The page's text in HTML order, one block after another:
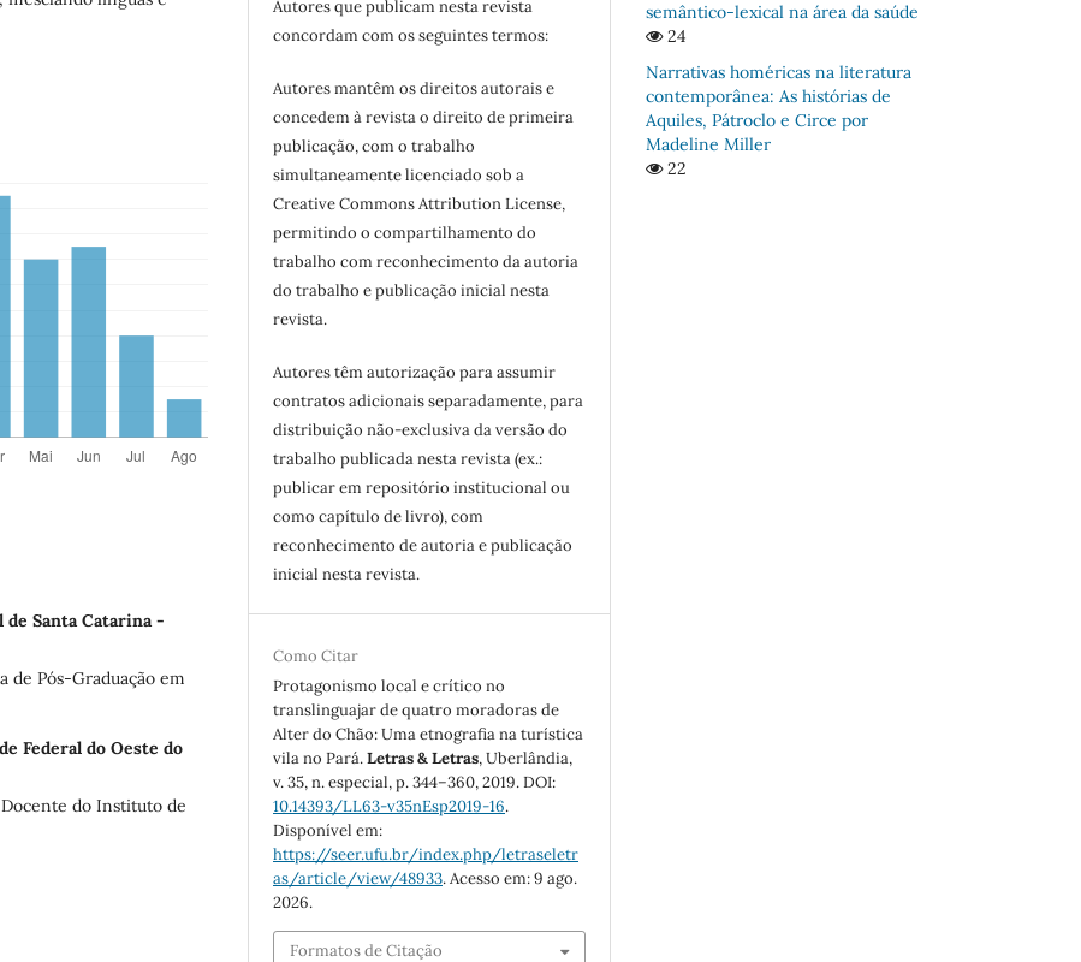
Santa Catarina -
de Pós-Graduação em
Federal do Oeste do
do Instituto de
Autores que publicam nesta revista
concordam com os seguintes termos:
Autores mantêm os direitos autorais e
concedem à revista o direito de primeira
publicação, com o trabalho
simultaneamente licenciado sob a
Creative Commons Attribution License,
permitindo o compartilhamento do
trabalho com reconhecimento da autoria
do trabalho e publicação inicial nesta
revista.
Autores têm autorização para assumir
contratos adicionais separadamente, para
distribuição não-exclusiva da versão do
trabalho publicada nesta revista (ex.:
publicar em repositório institucional ou
como capítulo de livro), com
reconhecimento de autoria e publicação
inicial nesta revista.
Como Citar
Protagonismo local e crítico no
translinguajar de quatro moradoras de
Alter do Chão: Uma etnografia na turística
vila no Pará.Letras & Letras, Uberlândia,
v. 35, n. especial, p. 344–360, 2019. DOI:
10.14393/LL63-v35nEsp2019-16.
Disponível em:
https://seer.ufu.br/index.php/letraseletr
as/article/view/48933. Acesso em: 9 ago.
2026.
Formatos de Citação
semântico-lexical na área da saúde
24
Narrativas homéricas na literatura
contemporânea: As histórias de
Aquiles, Pátroclo e Circe por
Madeline Miller
22